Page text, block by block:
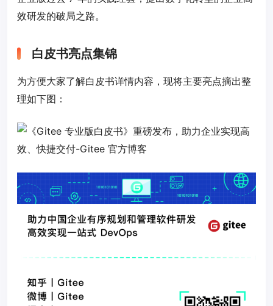
效研发的破局之路。
白皮书亮点集锦
为方便大家了解白皮书详情内容，现将主要亮点摘出整
理如下图：